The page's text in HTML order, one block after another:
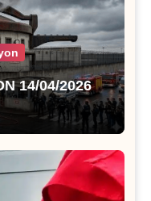
14/04/2026